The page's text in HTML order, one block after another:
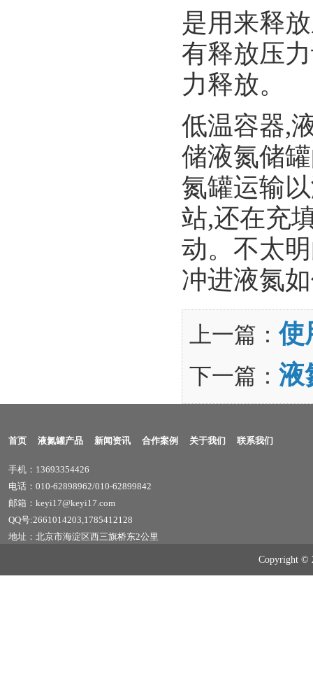
是用来释
有释放压
力释放。
低温容器,
储液氮储
氮罐运输
站,还在充
动。不太
冲进液氮
上一篇：使
下一篇： 液
首页 液氮罐产品 新闻资讯 合作案例 关于我们 联系我们
手机：13693354426
电话：010-62898962/010-62899842
邮箱：keyi17@keyi17.com
QQ号:2661014203,1785412128
地址：北京市海淀区西三旗桥东2公里
Copyright ©